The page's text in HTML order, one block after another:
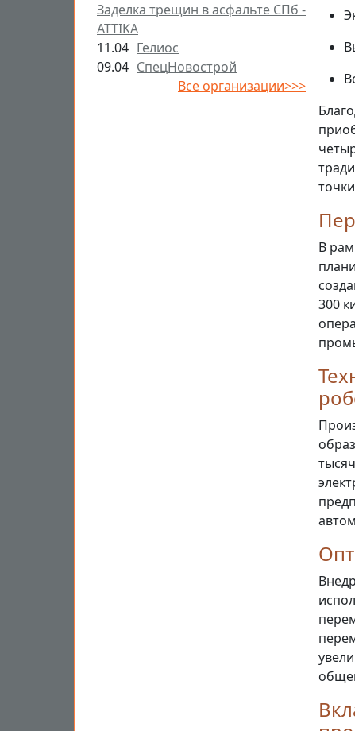
Заделка трещин в асфальте СПб -
ATTIKA
11.04 Гелиос
09.04 СпецНовострой
Все организации>>>
В
300